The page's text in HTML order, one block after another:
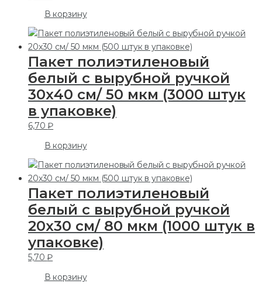
В корзину
Пакет полиэтиленовый
белый с вырубной ручкой
30х40 см/ 50 мкм (3000 штук
в упаковке)
6,70₽
В корзину
Пакет полиэтиленовый
белый с вырубной ручкой
20х30 см/ 80 мкм (1000 штук в
упаковке)
5,70₽
В корзину